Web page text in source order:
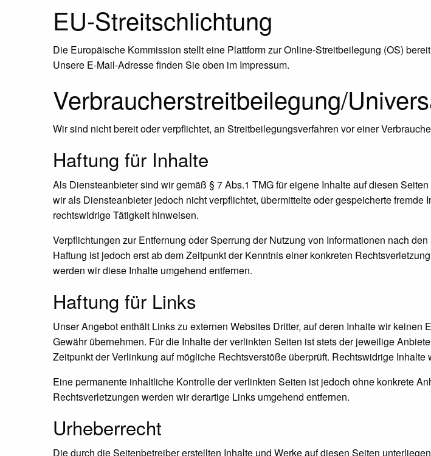
EU-Streitschlichtung
Die Europäische Kommission stellt eine Plattform zur Online-Streitbeilegung (OS)
Unsere E-Mail-Adresse finden Sie oben im Impressum.
Verbraucher­streit­beilegung/
Wir sind nicht bereit oder verpflichtet, an Streitbeilegungsverfahren vor einer
Haftung für Inhalte
Als Diensteanbieter sind wir gemäß § 7 Abs.1 TMG für eigene Inhalte auf diesen
wir als Diensteanbieter jedoch nicht verpflichtet, übermittelte oder gespeicherte
rechtswidrige Tätigkeit hinweisen.
Verpflichtungen zur Entfernung oder Sperrung der Nutzung von Informationen nach
Haftung ist jedoch erst ab dem Zeitpunkt der Kenntnis einer konkreten
werden wir diese Inhalte umgehend entfernen.
Haftung für Links
Unser Angebot enthält Links zu externen Websites Dritter, auf deren Inhalte wir
Gewähr übernehmen. Für die Inhalte der verlinkten Seiten ist stets der jeweilige
Zeitpunkt der Verlinkung auf mögliche Rechtsverstöße überprüft. Rechtswidrige
Eine permanente inhaltliche Kontrolle der verlinkten Seiten ist jedoch ohne konkrete
Rechtsverletzungen werden wir derartige Links umgehend entfernen.
Urheberrecht
Die durch die Seitenbetreiber erstellten Inhalte und Werke auf diesen Seiten